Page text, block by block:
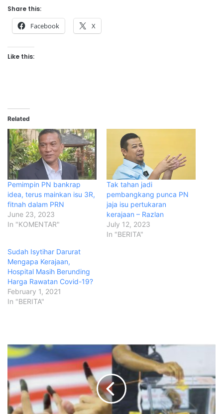
Share this:
Facebook X
Like this:
Related
Pemimpin PN bankrap
idea, terus mainkan isu 3R,
fitnah dalam PRN
June 23, 2023
In "KOMENTAR"
Tak tahan jadi
pembangkang punca PN
jaja isu pertukaran
kerajaan – Razlan
July 12, 2023
In "BERITA"
Sudah Isytihar Darurat
Mengapa Kerajaan,
Hospital Masih Berunding
Harga Rawatan Covid-19?
February 1, 2021
In "BERITA"
K
i
t
a
t
e
r